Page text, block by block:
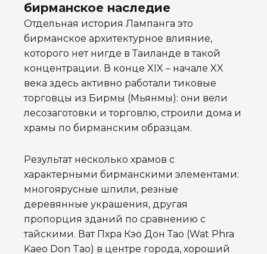
бирманское наследие
Отдельная история Лампанга это
бирманское архитектурное влияние,
которого нет нигде в Таиланде в такой
концентрации. В конце XIX – начале XX
века здесь активно работали тиковые
торговцы из Бирмы (Мьянмы): они вели
лесозаготовки и торговлю, строили дома и
храмы по бирманским образцам.
Результат несколько храмов с
характерными бирманскими элементами:
многоярусные шпили, резные
деревянные украшения, другая
пропорция зданий по сравнению с
тайскими. Ват Пхра Кэо Дон Тао (Wat Phra
Kaeo Don Tao) в центре города, хороший